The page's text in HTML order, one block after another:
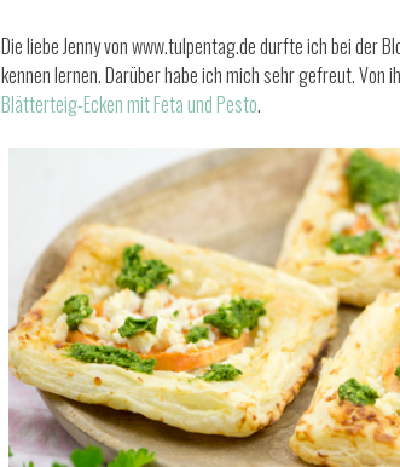
Die liebe Jenny von www.tulpentag.de durfte ich bei der
kennen lernen. Darüber habe ich mich sehr gefreut. Von
Blätterteig-Ecken mit Feta und Pesto.